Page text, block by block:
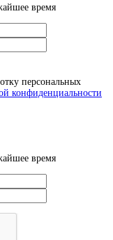
время
персональных
конфиденциальности
время